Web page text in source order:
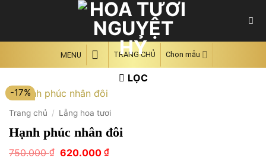
MENU TRANG CHỦ Chọn mẫu
LỌC
-17%
Trang chủ / Lẵng hoa tươi
Hạnh phúc nhân đôi
750.000₫ Giá
620.000 ₫Giá